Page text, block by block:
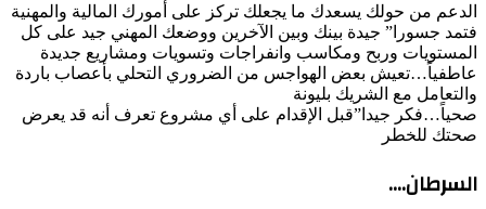
الدعم من حولك يسعدك ما يجعلك تركز على أمورك المالية والمهنية
فتمد جسورا” جيدة بينك وبين الآخرين ووضعك المهني جيد على كل
المستويات وربح ومكاسب وانفراجات وتسويات ومشاريع جديدة
عاطفياً…تعيش بعض الهواجس من الضروري التحلي بأعصاب باردة
والتعامل مع الشريك بليونة
صحياً…فكر جيدا”قبل الإقدام على أي مشروع تعرف أنه قد يعرض
صحتك للخطر
السرطان….